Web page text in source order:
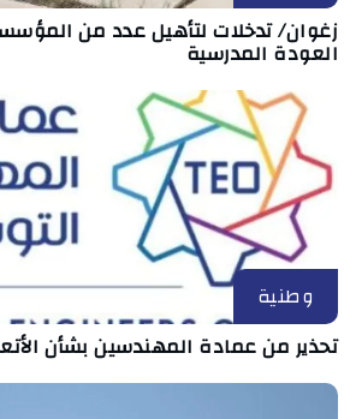
زغوان/ تدخلات لتأهيل عدد من
العودة المدرسية
وطنية
تحذير من عمادة المهندسين بشأن